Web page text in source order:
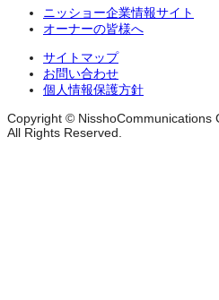
ニッショー企業情報サイト
オーナーの皆様へ
サイトマップ
お問い合わせ
個人情報保護方針
Copyright © NisshoCommunications
All Rights Reserved.